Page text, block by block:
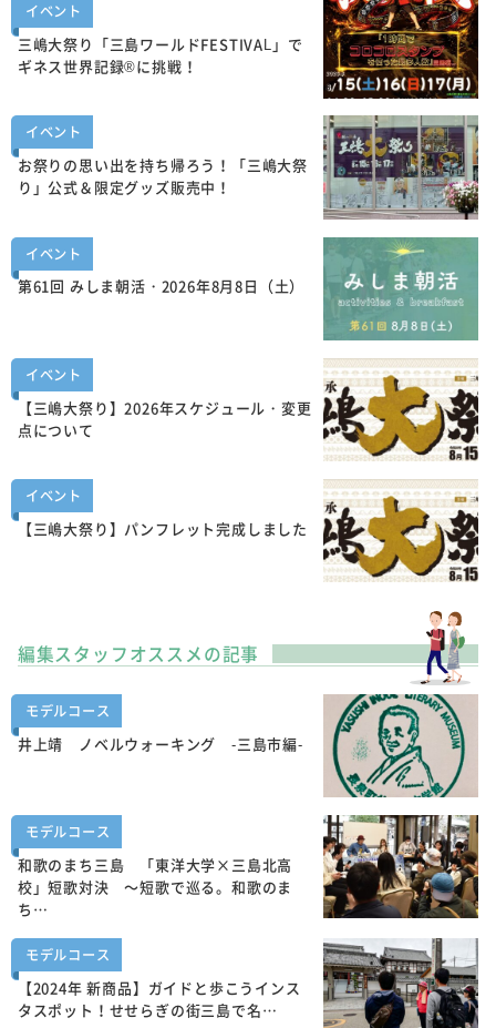
イベント
三嶋大祭り「三島ワールドFESTIVAL」で
ギネス世界記録®に挑戦！
イベント
お祭りの思い出を持ち帰ろう！「三嶋大祭
り」公式＆限定グッズ販売中！
イベント
第61回 みしま朝活・2026年8月8日（土）
イベント
【三嶋大祭り】2026年スケジュール・変更
点について
イベント
【三嶋大祭り】パンフレット完成しました
編集スタッフオススメの記事
モデルコース
井上靖 ノベルウォーキング -三島市編-
モデルコース
和歌のまち三島 「東洋大学×三島北高
校」短歌対決 ～短歌で巡る。和歌のま
ち…
モデルコース
【2024年 新商品】ガイドと歩こうインス
タスポット！せせらぎの街三島で名…